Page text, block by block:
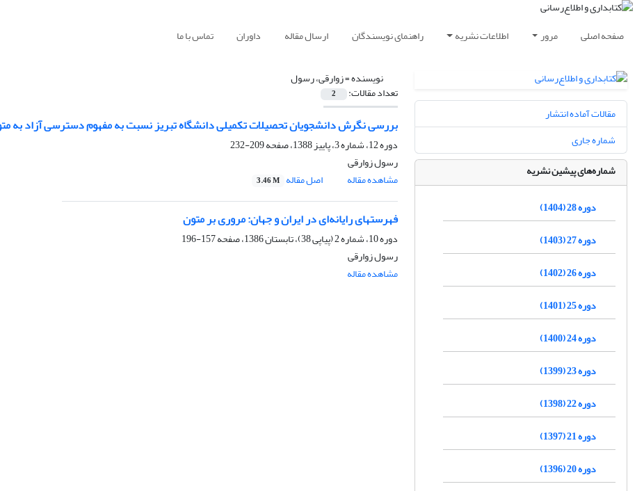
صفحه اصلی مرور اطلاعات نشریه راهنمای نویسندگان ارسال مقاله داوران تماس با ما
نویسنده =زوارقی، رسول
تعداد مقالات: 2
بررسی نگرش دانشجویان تحصیلات تکمیلی دانشگاه تبریز نسبت به مفهوم دسترسی آزاد به
دوره 12، شماره 3، پاییز 1388، صفحه
209-232
رسول زوارقی
مشاهده مقاله
اصل مقاله 3.46 M
فهرستهای رایانه‌ای در ایران و جهان: مروری بر متون
دوره 10، شماره 2 (پیاپی 38)، تابستان 1386، صفحه
157-196
رسول زوارقی
مشاهده مقاله
مقالات آماده انتشار
شماره جاری
شماره‌های پیشین نشریه
دوره 28 (1404)
دوره 27 (1403)
دوره 26 (1402)
دوره 25 (1401)
دوره 24 (1400)
دوره 23 (1399)
دوره 22 (1398)
دوره 21 (1397)
دوره 20 (1396)